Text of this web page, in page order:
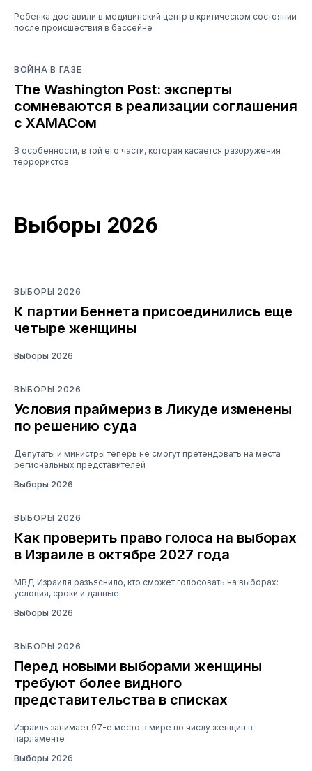
Ребенка доставили в медицинский центр в критическом состоянии
после происшествия в бассейне
ВОЙНА В ГАЗЕ
The Washington Post: эксперты
сомневаются в реализации соглашения
с ХАМАСом
В особенности, в той его части, которая касается разоружения
террористов
Выборы 2026
ВЫБОРЫ 2026
К партии Беннета присоединились еще
четыре женщины
Выборы 2026
ВЫБОРЫ 2026
Условия праймериз в Ликуде изменены
по решению суда
Депутаты и министры теперь не смогут претендовать на места
региональных представителей
Выборы 2026
ВЫБОРЫ 2026
Как проверить право голоса на выборах
в Израиле в октябре 2027 года
МВД Израиля разъяснило, кто сможет голосовать на выборах:
условия, сроки и данные
Выборы 2026
ВЫБОРЫ 2026
Перед новыми выборами женщины
требуют более видного
представительства в списках
Израиль занимает 97-е место в мире по числу женщин в
парламенте
Выборы 2026